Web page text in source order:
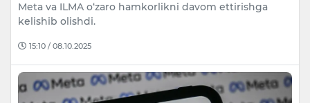
Meta va ILMA o‘zaro hamkorlikni davom ettirishga
kelishib olishdi.
15:10 / 08.10.2025